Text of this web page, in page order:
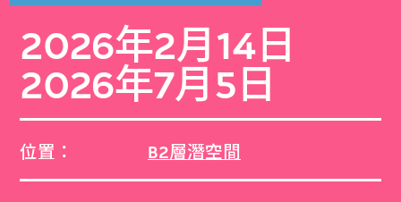
2026年2月14日
2026年7月5日
位置： B2層潛空間